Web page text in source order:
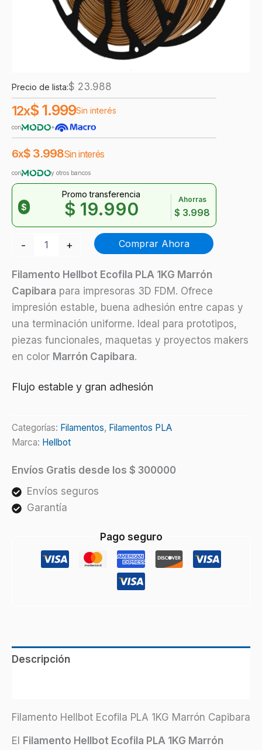
Flujo estable y gran adhesión
Precio de lista:$ 23.988
12x$1.999Sin interés
con +
6x$ 3.998Sin interés
con y otros bancos
$
Promo transferencia
$ 19.990 Ahorras
$ 3.998
Filamento Hellbot Ecofila PLA 1KG Marrón
Capibara para impresoras 3D FDM. Ofrece
impresión estable, buena adhesión entre capas y
una terminación uniforme. Ideal para prototipos,
piezas funcionales, maquetas y proyectos makers
en color Marrón Capibara.
-
PLA
Claro
(Capibara)
1kg
cantidad
+ Comprar Ahora
Categorías: Filamentos, Filamentos PLA
Marca: Hellbot
Envíos Gratis desde los $ 300000
Envíos seguros
Garantía
Pago seguro
Descripción
Filamento Hellbot Ecofila PLA 1KG Marrón Capibara
El Filamento Hellbot Ecofila PLA 1KG Marrón